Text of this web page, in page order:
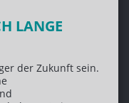
LANGE
der Zukunft sein.